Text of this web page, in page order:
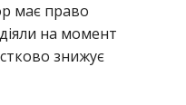
має право
на момент
знижує